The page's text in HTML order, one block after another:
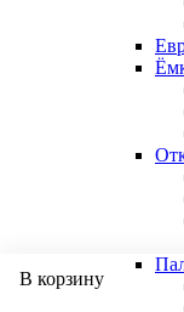
В корзину